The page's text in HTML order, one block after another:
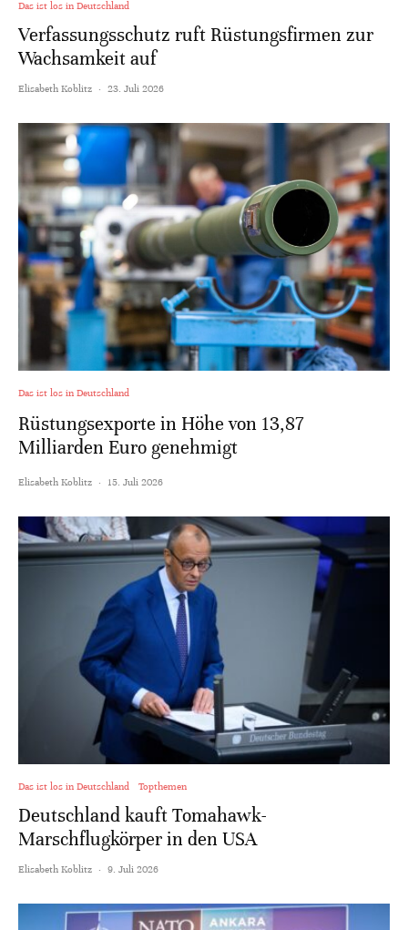
Das ist los in Deutschland
Verfassungsschutz ruft Rüstungsfirmen zur
Wachsamkeit auf
Elisabeth Koblitz · 23. Juli 2026
Das ist los in Deutschland
Rüstungsexporte in Höhe von 13,87
Milliarden Euro genehmigt
Elisabeth Koblitz · 15. Juli 2026
Das ist los in Deutschland Topthemen
Deutschland kauft Tomahawk-
Marschflugkörper in den USA
Elisabeth Koblitz · 9. Juli 2026